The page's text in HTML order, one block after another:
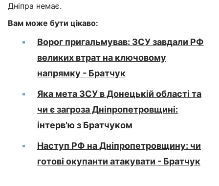
Дніпра немає.
Вам може бути цікаво:
Ворог пригальмував: ЗСУ завдали РФ
великих втрат на ключовому
напрямку - Братчук
Яка мета ЗСУ в Донецькій області та
чи є загроза Дніпропетровщині:
інтерв'ю з Братчуком
Наступ РФ на Дніпропетровщину: чи
готові окупанти атакувати - Братчук